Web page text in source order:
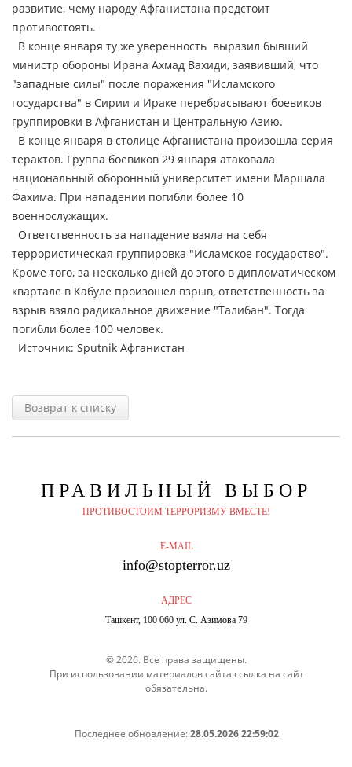
развитие, чему народу Афганистана предстоит
противостоять.
В конце января ту же уверенность выразил бывший
министр обороны Ирана Ахмад Вахиди, заявивший, что
"западные силы" после поражения "Исламского
государства" в Сирии и Ираке перебрасывают боевиков
группировки в Афганистан и Центральную Азию.
В конце января в столице Афганистана произошла серия
терактов. Группа боевиков 29 января атаковала
национальный оборонный университет имени Маршала
Фахима. При нападении погибли более 10
военнослужащих.
Ответственность за нападение взяла на себя
террористическая группировка "Исламское государство".
Кроме того, за несколько дней до этого в дипломатическом
квартале в Кабуле произошел взрыв, ответственность за
взрыв взяло радикальное движение "Талибан". Тогда
погибли более 100 человек.
Источник: Sputnik Афганистан
Возврат к списку
ПРАВИЛЬНЫЙВЫБОР
ПРОТИВОСТОИМ ТЕРРОРИЗМУ ВМЕСТЕ!
E-MAIL
info@stopterror.uz
АДРЕС
Ташкент, 100 060 ул. С. Азимова 79
© 2026. Все права защищены.
При использовании материалов сайта ссылка на сайт
обязательна.
Последнее обновление:28.05.2026 22:59:02